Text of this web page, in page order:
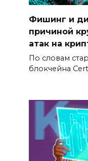
Фишинг и
причиной
атак на
По словам
блокчейна